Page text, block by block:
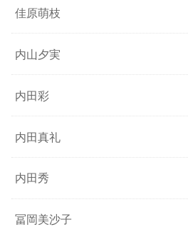
佳原萌枝
内山夕実
内田彩
内田真礼
内田秀
冨岡美沙子